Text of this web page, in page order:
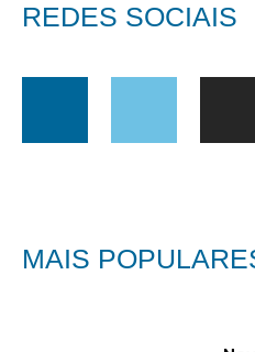
REDES SOCIAIS
MAIS